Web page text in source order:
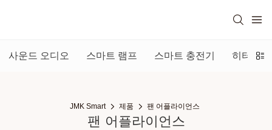
사운드 오디오 스마트 램프 스마트 충전기 히터 팬
JMK Smart 제품 팬 어플라이언스
팬 어플라이언스